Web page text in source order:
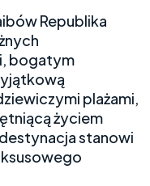
Republika
bogatym
plażami,
życiem
stanowi